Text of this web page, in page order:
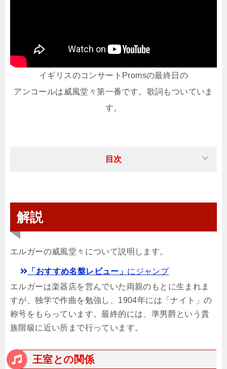
イギリスのコンサートPromsの最終日の
アンコールは威風堂々第一番です。歌詞もついていま
す。
目次
解説
エルガーの威風堂々について説明します。
「おすすめ名盤レビュー」 にジャンプ
エルガーは楽器店を営んでいた両親のもとに生まれま
すが、独学で作曲を勉強し、1904年には「ナイト」の
称号をもらっています。最終的には、準男爵という貴
族階級に近い所まで行っています。
王室との関係